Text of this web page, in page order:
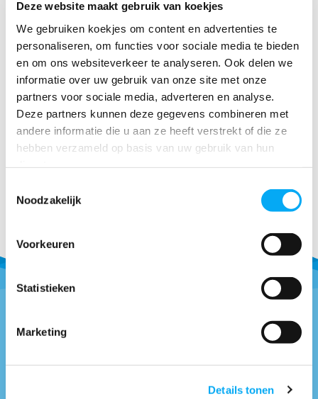
Deze website maakt gebruik van koekjes
We gebruiken koekjes om content en advertenties te
personaliseren, om functies voor sociale media te bieden
en om ons websiteverkeer te analyseren. Ook delen we
informatie over uw gebruik van onze site met onze
partners voor sociale media, adverteren en analyse.
Deze partners kunnen deze gegevens combineren met
andere informatie die u aan ze heeft verstrekt of die ze
hebben verzameld op basis van uw gebruik van hun
Noodzakelijk
Voorkeuren
Statistieken
Marketing
Details tonen
Flex-O-Fold - Schanierpen
Klik voor voorraad info
€ 15,88
Vragen of advies nodig?